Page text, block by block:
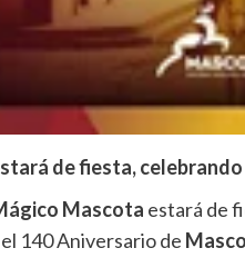
de fiesta,
Mascota estará de
140 Aniversario de